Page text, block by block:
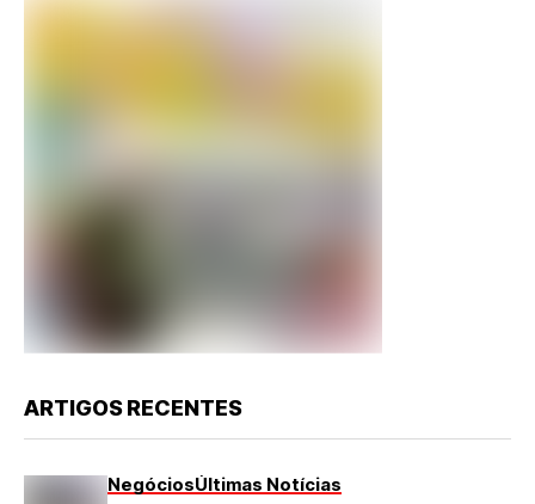
ARTIGOS RECENTES
NegóciosÚltimas Notícias